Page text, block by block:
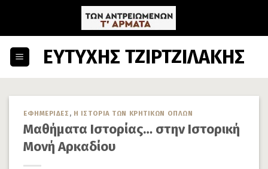
content
ΕΥΤΥΧΗΣ ΤΖΙΡΤΖΙΛΑΚΗΣ
ΕΦΗΜΕΡΙΔΕΣ , Η ΙΣΤΟΡΙΑ ΤΩΝ ΚΡΗΤΙΚΩΝ ΟΠΛΩΝ
Μαθήματα Ιστορίας… στην Ιστορική
Μονή Αρκαδίου